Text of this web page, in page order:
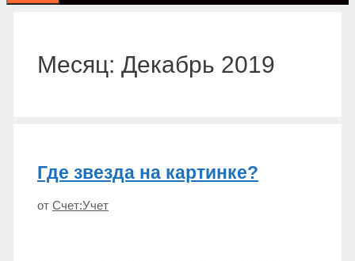
Месяц: Декабрь 2019
Где звезда на картинке?
от Счет:Учет